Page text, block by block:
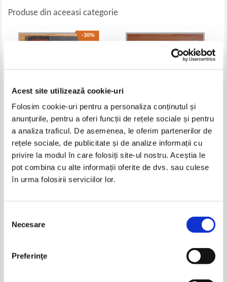
Acest site utilizează cookie-uri
Folosim cookie-uri pentru a personaliza conținutul și
anunțurile, pentru a oferi funcții de rețele sociale și pentru
a analiza traficul. De asemenea, le oferim partenerilor de
rețele sociale, de publicitate și de analize informații cu
privire la modul în care folosiți site-ul nostru. Aceștia le
pot combina cu alte informații oferite de dvs. sau culese
în urma folosirii serviciilor lor.
consimțământului
Necesare
Preferinţe
Produse din aceeasi categorie
-30%
I. Glazman - Analyse lineaire
dans les espaces de dimensions
finies
Dan Barbilian - Opera
matematica, volumul 2. Algebra